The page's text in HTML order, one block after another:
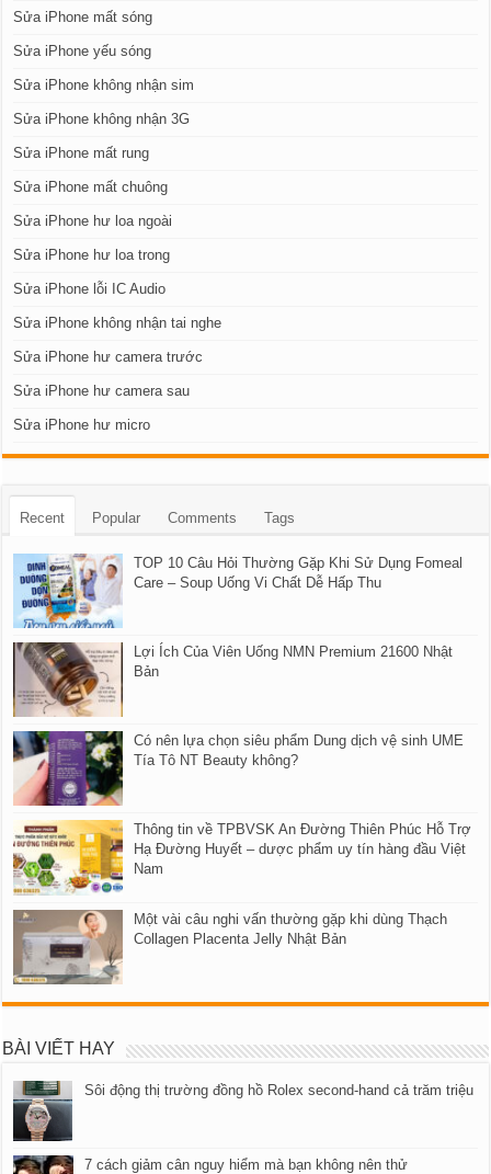
Sửa iPhone mất sóng
Sửa iPhone yếu sóng
Sửa iPhone không nhận sim
Sửa iPhone không nhận 3G
Sửa iPhone mất rung
Sửa iPhone mất chuông
Sửa iPhone hư loa ngoài
Sửa iPhone hư loa trong
Sửa iPhone lỗi IC Audio
Sửa iPhone không nhận tai nghe
Sửa iPhone hư camera trước
Sửa iPhone hư camera sau
Sửa iPhone hư micro
Recent Popular Comments Tags
TOP 10 Câu Hỏi Thường Gặp Khi Sử Dụng Fomeal
Care – Soup Uống Vi Chất Dễ Hấp Thu
Lợi Ích Của Viên Uống NMN Premium 21600 Nhật
Bản
Có nên lựa chọn siêu phẩm Dung dịch vệ sinh UME
Tía Tô NT Beauty không?
Thông tin về TPBVSK An Đường Thiên Phúc Hỗ Trợ
Hạ Đường Huyết – dược phẩm uy tín hàng đầu Việt
Nam
Một vài câu nghi vấn thường gặp khi dùng Thạch
Collagen Placenta Jelly Nhật Bản
BÀI VIẾT HAY
Sôi động thị trường đồng hồ Rolex second-hand cả trăm triệu
7 cách giảm cân nguy hiểm mà bạn không nên thử